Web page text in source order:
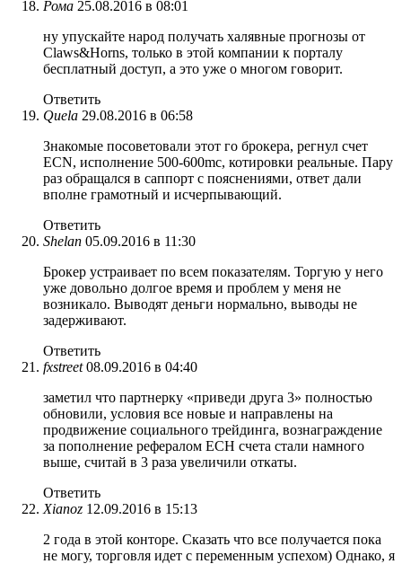
Рома 25.08.2016 в 08:01
ну упускайте народ получать халявные прогнозы от
Claws&Horns, только в этой компании к порталу
бесплатный доступ, а это уже о многом говорит.
Ответить
Quela 29.08.2016 в 06:58
Знакомые посоветовали этот го брокера, регнул счет
ECN, исполнение 500-600mc, котировки реальные. Пару
раз обращался в саппорт с пояснениями, ответ дали
вполне грамотный и исчерпывающий.
Ответить
Shelan 05.09.2016 в 11:30
Брокер устраивает по всем показателям. Торгую у него
уже довольно долгое время и проблем у меня не
возникало. Выводят деньги нормально, выводы не
задерживают.
Ответить
fxstreet 08.09.2016 в 04:40
заметил что партнерку «приведи друга 3» полностью
обновили, условия все новые и направлены на
продвижение социального трейдинга, вознаграждение
за пополнение рефералом ЕСН счета стали намного
выше, считай в 3 раза увеличили откаты.
Ответить
Xianoz 12.09.2016 в 15:13
2 года в этой конторе. Сказать что все получается пока
не могу, торговля идет с переменным успехом) Однако, я